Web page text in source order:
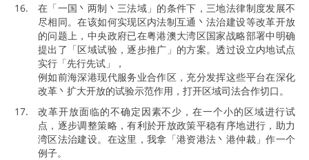
在「一国丶两制丶三法域」的条件下，三地法律制度发展不
尽相同。在该如何实现区内法制互通丶法治建设等改革开放
的问题上，中央政府已在粤港澳大湾区国家战略部署中明确
提出了「区域试验，逐步推广」的方案。透过设立内地试点
实行「先行先试」，
例如前海深港现代服务业合作区，充分发挥这些平台在深化
改革丶扩大开放的试验示范作用，打开区域司法合作切口。
改革开放面临的不确定因素不少，在一个小的区域进行试
点，逐步调整策略，有利於开放政策平稳有序地进行，助力
湾区法治建设。在这里，我拿「港资港法丶港仲裁」作一个
例子。